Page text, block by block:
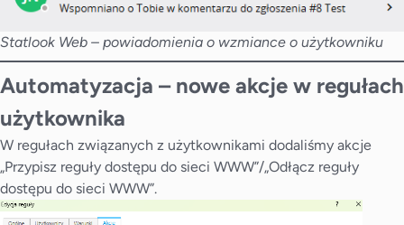
Statlook Web – powiadomienia o wzmiance o użytkowniku
Automatyzacja – nowe akcje w regułach
użytkownika
W regułach związanych z użytkownikami dodaliśmy akcje
„Przypisz reguły dostępu do sieci WWW”/„Odłącz reguły
dostępu do sieci WWW”.